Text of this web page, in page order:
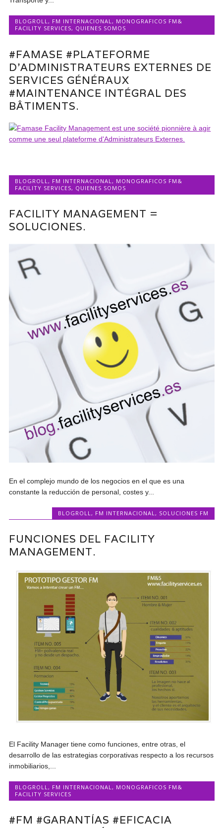
BLOGROLL, FM INTERNACIONAL, MONOGRAFICOS FM&
FACILITY SERVICES, QUIENES SOMOS
#FAMASE #PLATEFORME
D’ADMINISTRATEURS EXTERNES DE
SERVICES GÉNÉRAUX
#MAINTENANCE INTÉGRAL DES
BÂTIMENTS.
BLOGROLL , FM INTERNACIONAL , MONOGRAFICOS FM&
FACILITY SERVICES, QUIENES SOMOS
FACILITY MANAGEMENT =
SOLUCIONES.
En el complejo mundo de los negocios en el que es una
constante la reducción de personal, costes y...
BLOGROLL , FM INTERNACIONAL , SOLUCIONES FM
FUNCIONES DEL FACILITY
MANAGEMENT.
El Facility Manager tiene como funciones, entre otras, el
desarrollo de las estrategias corporativas respecto a los recursos
inmobiliarios,...
BLOGROLL , FM INTERNACIONAL , MONOGRAFICOS FM&
FACILITY SERVICES
#FM #GARANTÍAS #EFICACIA